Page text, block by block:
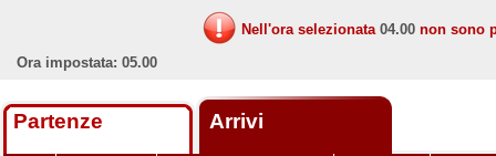
Nell'ora selezionata 04.00 non sono
Ora impostata: 05.00
Partenze Arrivi